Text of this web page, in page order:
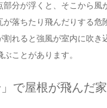
部分が浮くと、そこから風
落ちたり飛んだりする危
割れると強風が室内に吹
ことがあります。
で屋根が飛んだ